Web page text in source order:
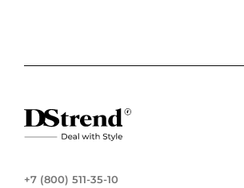
+7 (800) 511-35-10